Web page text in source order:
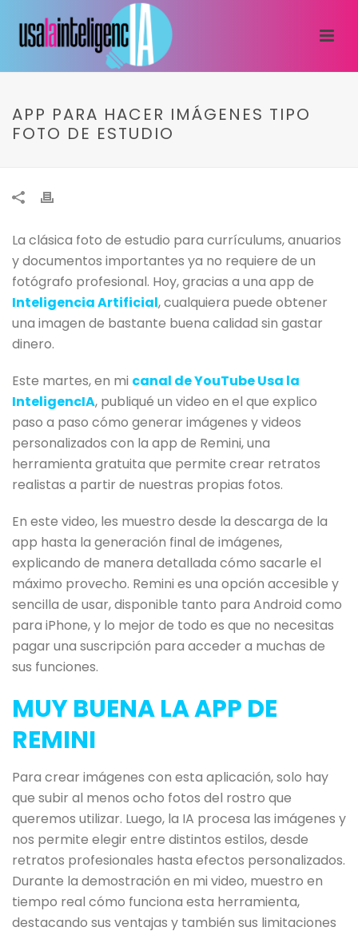
APP PARA HACER IMÁGENES TIPO
FOTO DE ESTUDIO
La clásica foto de estudio para currículums, anuarios
y documentos importantes ya no requiere de un
fotógrafo profesional. Hoy, gracias a una app de
Inteligencia Artificial, cualquiera puede obtener
una imagen de bastante buena calidad sin gastar
dinero.
Este martes, en mi canal de YouTube Usa la
InteligencIA, publiqué un video en el que explico
paso a paso cómo generar imágenes y videos
personalizados con la app de Remini, una
herramienta gratuita que permite crear retratos
realistas a partir de nuestras propias fotos.
En este video, les muestro desde la descarga de la
app hasta la generación final de imágenes,
explicando de manera detallada cómo sacarle el
máximo provecho. Remini es una opción accesible y
sencilla de usar, disponible tanto para Android como
para iPhone, y lo mejor de todo es que no necesitas
pagar una suscripción para acceder a muchas de
sus funciones.
MUY BUENA LA APP DE
REMINI
Para crear imágenes con esta aplicación, solo hay
que subir al menos ocho fotos del rostro que
queremos utilizar. Luego, la IA procesa las imágenes y
nos permite elegir entre distintos estilos, desde
retratos profesionales hasta efectos personalizados.
Durante la demostración en mi video, muestro en
tiempo real cómo funciona esta herramienta,
destacando sus ventajas y también sus limitaciones